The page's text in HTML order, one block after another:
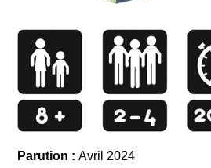
Parution : Avril 2024